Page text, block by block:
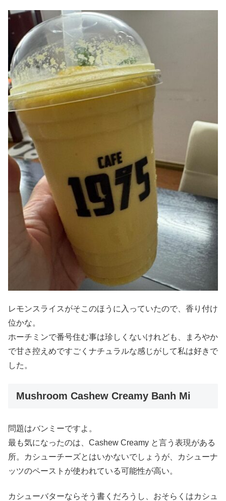
レモンスライスがそこのほうに入っていたので、香り付け
位かな。
ホーチミンで番号住む事は珍しくないけれども、まろやか
で甘さ控えめですごくナチュラルな感じがして私は好きで
した。
Mushroom Cashew Creamy Banh Mi
問題はバンミーですよ。
最も気になったのは、Cashew Creamy と言う表現がある
所。カシューチーズとはいかないでしょうが、カシューナ
ッツのペーストが使われている可能性が高い。
カシューバターならそう書くだろうし、おそらくはカシュ